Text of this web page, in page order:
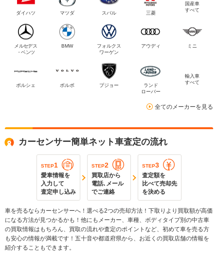
ダイハツ マツダ スバル 三菱
国産車
すべて
メルセデス
・ベンツ
BMW
フォルクス
ワーゲン
アウディ ミニ
ポルシェ ボルボ プジョー
ランド
ローバー
輸入車
すべて
全てのメーカーを見る
カーセンサー簡単ネット車査定の流れ
STEP1
愛車情報を
入力して
査定申し込み
STEP2
買取店から
電話､メール
でご連絡
STEP3
査定額を
比べて売却先
を決める
車を売るならカーセンサーへ！選べる2つの売却方法！下取りより買取額が高価
になる方法が見つかるかも！他にもメーカー、車種、ボディタイプ別の中古車
の買取情報はもちろん、買取の流れや査定のポイントなど、初めて車を売る方
も安心の情報が満載です！五十音や都道府県から、お近くの買取店舗の情報を
紹介することもできます。